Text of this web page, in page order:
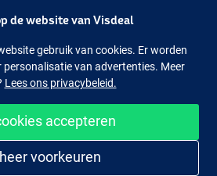
Instagram
Makkelijk en veilig shoppen
de website van Visdeal
gebruik van cookies. Er worden
van advertenties. Meer
Lees ons privacybeleid.
accepteren
voorkeuren